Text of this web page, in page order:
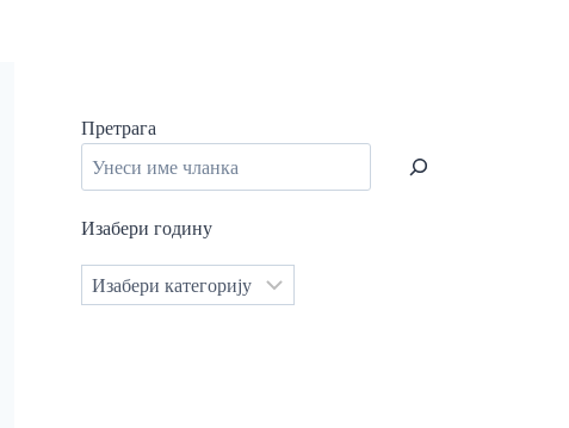
Претрага
Изабери годину
Категорије